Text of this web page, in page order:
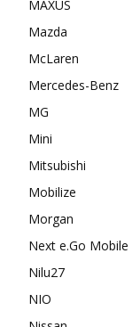
MAXUS
Mazda
McLaren
Mercedes-Benz
MG
Mini
Mitsubishi
Mobilize
Morgan
Next e.Go Mobile
Nilu27
NIO